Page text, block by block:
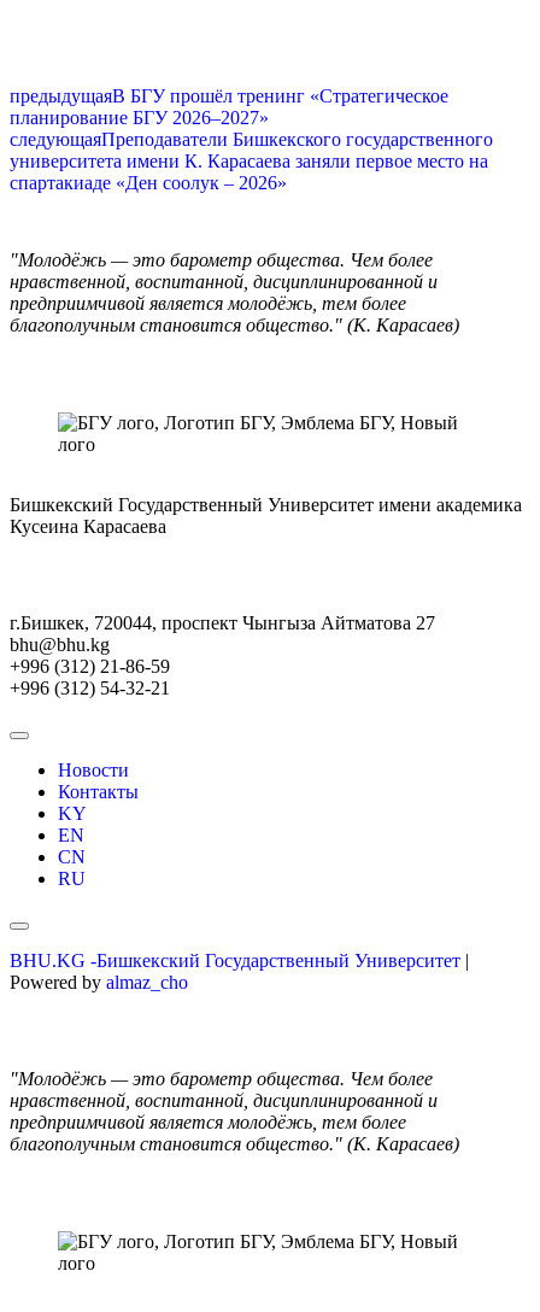
предыдущаяВ БГУ прошёл тренинг «Стратегическое
планирование БГУ 2026–2027»
следующаяПреподаватели Бишкекского государственного
университета имени К. Карасаева заняли первое место на
спартакиаде «Ден соолук – 2026»
"Молодёжь — это барометр общества. Чем более
нравственной, воспитанной, дисциплинированной и
предприимчивой является молодёжь, тем более
благополучным становится общество." (К. Карасаев)
Бишкекский Государственный Университет имени академика
Кусеина Карасаева
г.Бишкек, 720044, проспект Чынгыза Айтматова 27
bhu@bhu.kg
+996 (312) 21-86-59
+996 (312) 54-32-21
Новости
Контакты
KY
EN
CN
RU
BHU.KG -Бишкекский Государственный Университет |
Powered by almaz_cho
"Молодёжь — это барометр общества. Чем более
нравственной, воспитанной, дисциплинированной и
предприимчивой является молодёжь, тем более
благополучным становится общество." (К. Карасаев)